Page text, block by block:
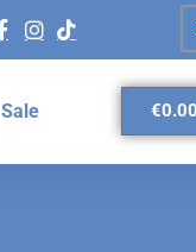
Sale €0.00